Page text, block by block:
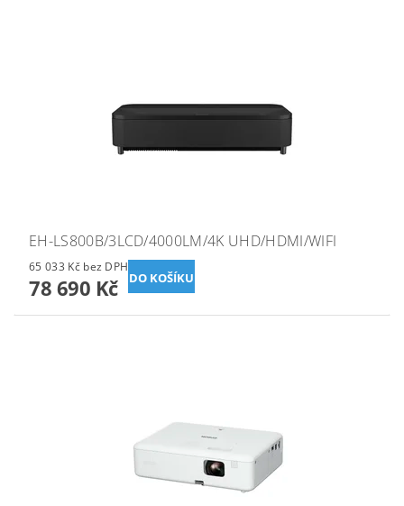
EH-LS800B/3LCD/4000LM/4K UHD/HDMI/WIFI
65 033 Kč bez DPH
78 690 Kč